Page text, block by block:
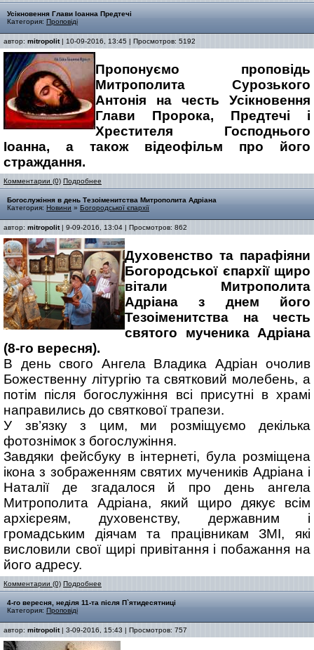
Усікновення Глави Іоанна Предтечі
Категория: Проповіді
автор: mitropolit| 10-09-2016, 13:45 | Просмотров: 5192
Пропонуємо проповідь
Митрополита Сурозького
Антонія на честь Усікновення
Глави Пророка, Предтечі і
Хрестителя Господнього
Іоанна, а також відеофільм про його
страждання.
Комментарии (0) Подробнее
Богослужіння в день Тезоіменитства Митрополита Адріана
Категория: Новини » Богородської єпархії
автор: mitropolit| 9-09-2016, 13:04 | Просмотров: 862
Духовенство та парафіяни
Богородської єпархії щиро
вітали Митрополита
Адріана з днем його
Тезоіменитства на честь
святого мученика Адріана
(8-го вересня).
В день свого Ангела Владика Адріан очолив
Божественну літургію та святковий молебень, а
потім після богослужіння всі присутні в храмі
направились до святкової трапези.
У зв’язку з цим, ми розміщуємо декілька
фотознімок з богослужіння.
Завдяки фейсбуку в інтернеті, була розміщена
ікона з зображенням святих мучеників Адріана і
Наталії де згадалося й про день ангела
Митрополита Адріана, який щиро дякує всім
архієреям, духовенству, державним і
громадським діячам та працівникам ЗМІ, які
висловили свої щирі привітання і побажання на
його адресу.
Комментарии (0) Подробнее
4-го вересня, неділя 11-та після П`ятидесятниці
Категория: Проповіді
автор: mitropolit| 3-09-2016, 15:43 | Просмотров: 757